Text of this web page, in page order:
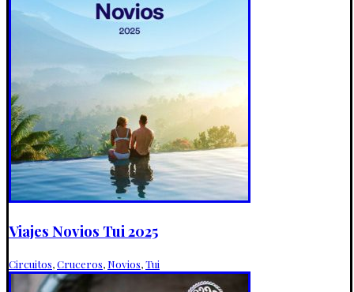
Viajes Novios Tui 2025
Circuitos,Cruceros, Novios,Tui